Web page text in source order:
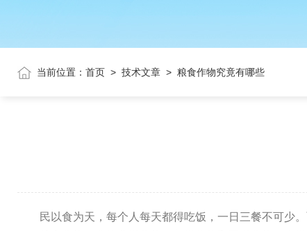
当前位置： 首页 > 技术文章 > 粮食作物究竟有哪些
民以食为天，每个人每天都得吃饭，一日三餐不可少